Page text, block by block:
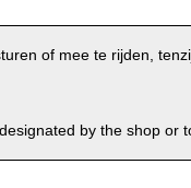
of mee te rijden,
by the shop or